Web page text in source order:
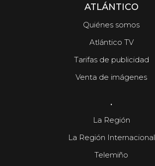
ATLÁNTICO
Quiénes somos
Atlántico TV
Tarifas de publicidad
Venta de imágenes
.
La Región
La Región Internacional
Telemiño